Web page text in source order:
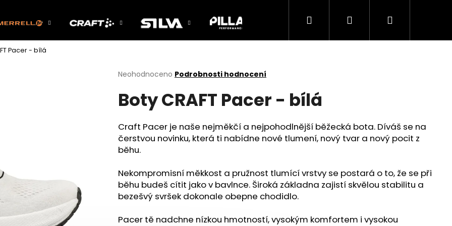
Hledat PřihlášeníNákupní
Pacer - bílá
Průměrné
produktu
je
z
5
hvězdiček.
Neohodnoceno Podrobnosti hodnocení
Boty CRAFT Pacer - bílá
Craft Pacer je naše nejměkčí a nejpohodlnější běžecká bota. Díváš se na
čerstvou novinku, která ti nabídne nové tlumení, nový tvar a nový pocit z
běhu.
Nekompromisní měkkost a pružnost tlumící vrstvy se postará o to, že se při
běhu budeš cítit jako v bavlnce. Široká základna zajistí skvělou stabilitu a
bezešvý svršek dokonale obepne chodidlo.
Pacer tě nadchne nízkou hmotností, vysokým komfortem i vysokou
Co potřebujete najít?
HLEDAT